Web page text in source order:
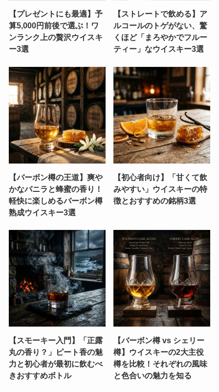
【プレゼントにも最適】予
算5,000円前後で選ぶ！ワ
ンランク上の贅沢ウイスキ
ー3選
【ストレートで飲める】ア
ルコールのトゲがない、驚
くほど「まろやかでフルー
ティー」なウイスキー3選
【バーボン樽の王道】爽や
かなバニラと蜂蜜の香り！
軽快に楽しめるバーボン樽
熟成ウイスキー3選
【初心者向け】「甘くて飲
みやすい」ウイスキーの特
徴とおすすめの銘柄3選
【スモーキー入門】「正露
丸の香り？」ピート香の魅
力と初心者が最初に飲むべ
きおすすめボトル
【バーボン樽 vs シェリー
樽】ウイスキーの2大主役
樽を比較！それぞれの風味
と色合いの魅力を知る